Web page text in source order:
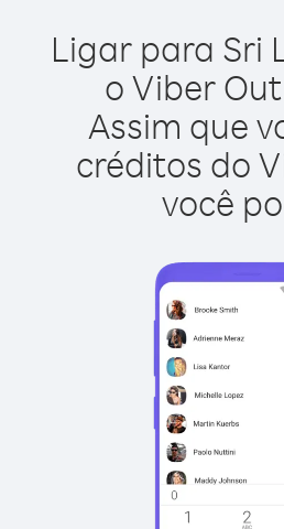
Ligar para Sri
o Viber
Assim que
créditos do
você